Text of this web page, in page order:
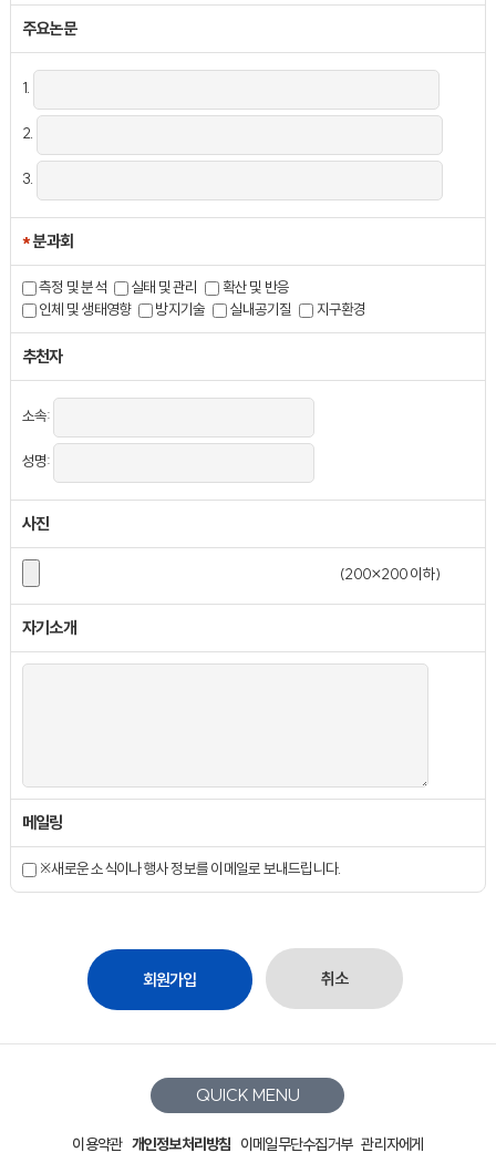
주요논문
1.
2.
3.
*분과회
측정 및 분석 실태 및 관리
확산 및 반응
인체 및 생태영향
방지기술 실내공기질 지구환경
추천자
소속:
성명:
사진
(200×200 이하)
자기소개
메일링
※새로운 소식이나 행사 정보를 이메일로 보내드립니다.
취소
이용약관 개인정보처리방침 이메일무단수집거부 관리자에게
QUICK MENU